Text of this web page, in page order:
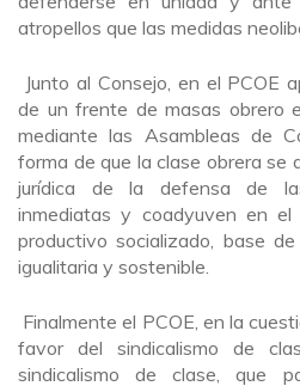
atropellos que las medidas
Junto al Consejo, en el PCOE
de un frente de masas obrero
mediante las Asambleas de
forma de que la clase obrera se
jurídica de la defensa de
inmediatas y coadyuven en el
productivo socializado, base
igualitaria y sostenible.
Finalmente el PCOE, en la
favor del sindicalismo de
sindicalismo de clase, que